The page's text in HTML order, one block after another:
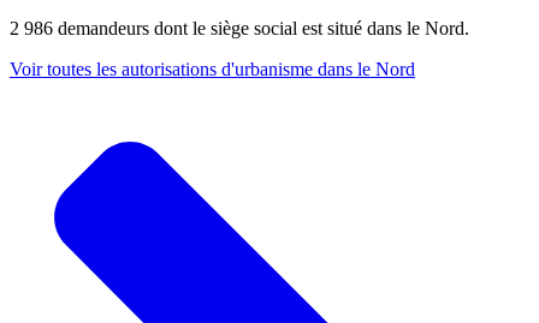
2 986 demandeurs dont le siège social est situé dans le Nord.
Voir toutes les autorisations d'urbanisme dans le Nord